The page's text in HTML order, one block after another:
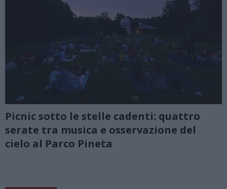
Picnic sotto le stelle cadenti: quattro
serate tra musica e osservazione del
cielo al Parco Pineta